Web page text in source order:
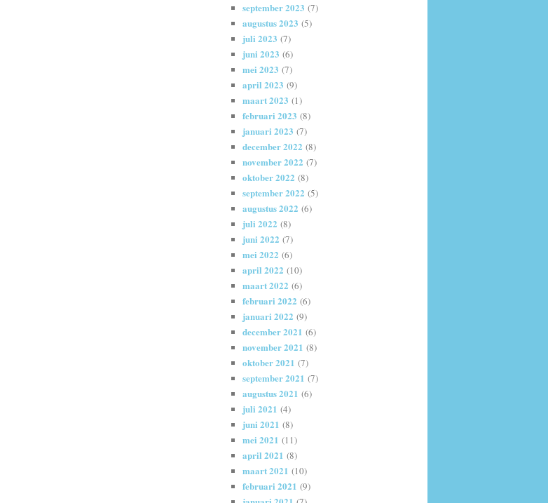
september 2023 (7)
augustus 2023 (5)
juli 2023 (7)
juni 2023 (6)
mei 2023 (7)
april 2023 (9)
maart 2023 (1)
februari 2023 (8)
januari 2023 (7)
december 2022 (8)
november 2022 (7)
oktober 2022 (8)
september 2022 (5)
augustus 2022 (6)
juli 2022 (8)
juni 2022 (7)
mei 2022 (6)
april 2022 (10)
maart 2022 (6)
februari 2022 (6)
januari 2022 (9)
december 2021 (6)
november 2021 (8)
oktober 2021 (7)
september 2021 (7)
augustus 2021 (6)
juli 2021 (4)
juni 2021 (8)
mei 2021 (11)
april 2021 (8)
maart 2021 (10)
februari 2021 (9)